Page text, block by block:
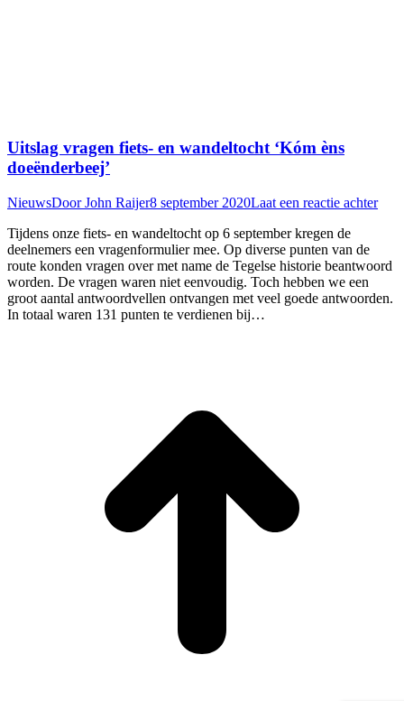
Uitslag vragen fiets- en wandeltocht ‘Kóm èns
doeënderbeej’
NieuwsDoorJohn Raijer8 september 2020Laat een reactie achter
Tijdens onze fiets- en wandeltocht op 6 september kregen de
deelnemers een vragenformulier mee. Op diverse punten van de
route konden vragen over met name de Tegelse historie beantwoord
worden. De vragen waren niet eenvoudig. Toch hebben we een
groot aantal antwoordvellen ontvangen met veel goede antwoorden.
In totaal waren 131 punten te verdienen bij…